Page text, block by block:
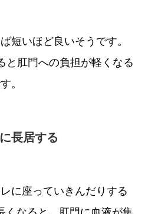
短いほど良いそうです。
と肛門への負担が軽くなる
。
長居する
に座っていきんだりする